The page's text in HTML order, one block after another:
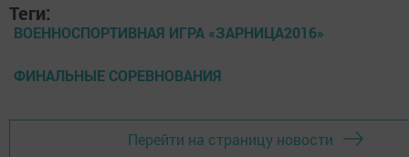
Теги:
ВОЕННОСПОРТИВНАЯ ИГРА «ЗАРНИЦА2016»
ФИНАЛЬНЫЕ СОРЕВНОВАНИЯ
Перейти на страницу новости